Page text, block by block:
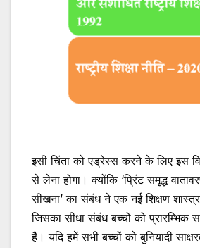
इसी चिंता को एड्रेस्स करने के लिए इस
से लेना होगा। क्योंकि ‘प्रिंट समृद्ध
सीखना’ का संबंध ने एक नई शिक्षण
जिसका सीधा संबंध बच्चों को प्रारम्भिक
है। यदि हमें सभी बच्चों को बुनियादी